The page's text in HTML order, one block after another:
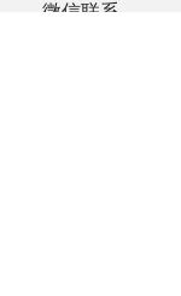
微信联系